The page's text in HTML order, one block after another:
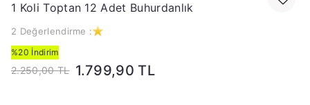
1 Koli Toptan 12 Adet Buhurdanlık
2 Değerlendirme :
%20 İndirim
2.250,00 TL 1.799,90 TL